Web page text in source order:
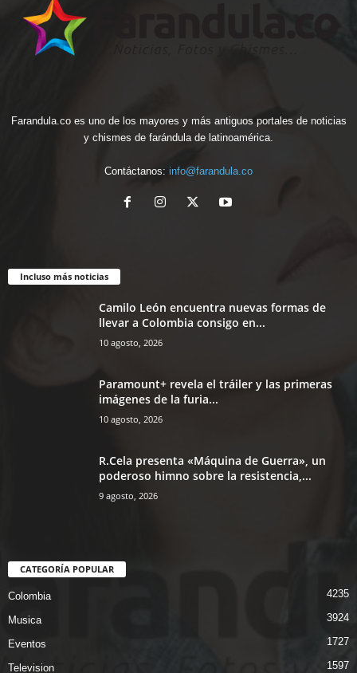
Farandula.co es uno de los mayores y más antiguos portales de noticias
y chismes de farándula de latinoamérica.
Contáctanos: info@farandula.co
Incluso más noticias
Camilo León encuentra nuevas formas de
llevar a Colombia consigo en...
10 agosto, 2026
Paramount+ revela el tráiler y las primeras
imágenes de la furia...
10 agosto, 2026
R.Cela presenta «Máquina de Guerra», un
poderoso himno sobre la resistencia,...
9 agosto, 2026
CATEGORÍA POPULAR
Colombia 4235
Musica 3924
Eventos 1727
Television 1597